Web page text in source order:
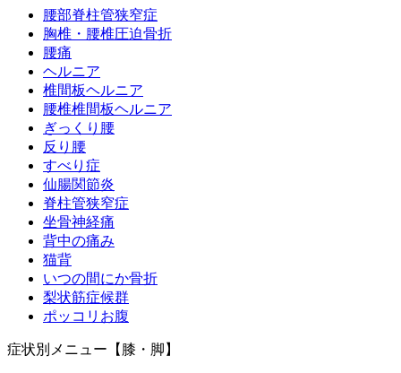
腰部脊柱管狭窄症
胸椎・腰椎圧迫骨折
腰痛
ヘルニア
椎間板ヘルニア
腰椎椎間板ヘルニア
ぎっくり腰
反り腰
すべり症
仙腸関節炎
脊柱管狭窄症
坐骨神経痛
背中の痛み
猫背
いつの間にか骨折
梨状筋症候群
ポッコリお腹
症状別メニュー【膝・脚】